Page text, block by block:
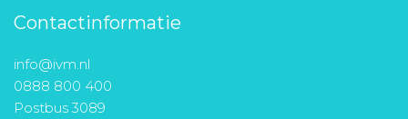
Contactinformatie
info@ivm.nl
0888 800 400
Postbus 3089